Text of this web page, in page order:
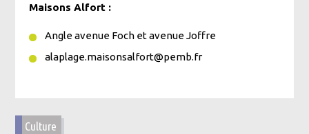
Maisons Alfort :
Angle avenue Foch et avenue Joffre
alaplage.maisonsalfort@pemb.fr
Culture